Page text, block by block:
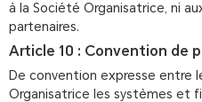
à la Société Organisatrice, ni
partenaires.
Article 10 : Convention de
De convention expresse entre
Organisatrice les systèmes et